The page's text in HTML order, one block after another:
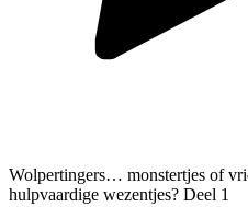
Wolpertingers… monstertjes of
hulpvaardige wezentjes? Deel 1